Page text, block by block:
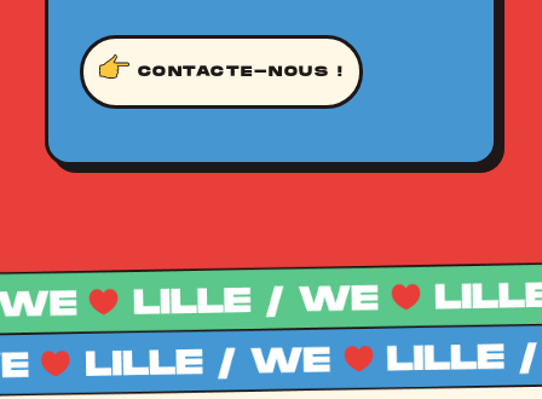
CONTACTE-NOUS !